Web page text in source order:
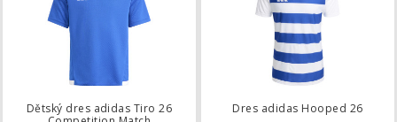
Dětský dres adidas Tiro 26
Dres adidas Hooped 26